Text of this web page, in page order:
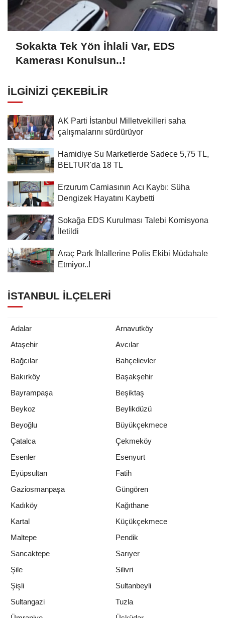
Sokakta Tek Yön İhlali Var, EDS
Kamerası Konulsun..!
İLGINIZI ÇEKEBILIR
AK Parti İstanbul Milletvekilleri saha
çalışmalarını sürdürüyor
Hamidiye Su Marketlerde Sadece 5,75 TL,
BELTUR'da 18 TL
Erzurum Camiasının Acı Kaybı: Süha
Dengizek Hayatını Kaybetti
Sokağa EDS Kurulması Talebi Komisyona
İletildi
Araç Park İhlallerine Polis Ekibi Müdahale
Etmiyor..!
İSTANBUL İLÇELERI
Adalar
Arnavutköy
Ataşehir
Avcılar
Bağcılar
Bahçelievler
Bakırköy
Başakşehir
Bayrampaşa
Beşiktaş
Beykoz
Beylikdüzü
Beyoğlu
Büyükçekmece
Çatalca
Çekmeköy
Esenler
Esenyurt
Eyüpsultan
Fatih
Gaziosmanpaşa
Güngören
Kadıköy
Kağıthane
Kartal
Küçükçekmece
Maltepe
Pendik
Sancaktepe
Sarıyer
Şile
Silivri
Şişli
Sultanbeyli
Sultangazi
Tuzla